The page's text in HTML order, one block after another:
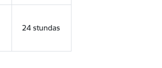
24 stundas